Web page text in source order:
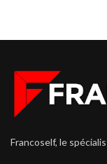
Francoself, le